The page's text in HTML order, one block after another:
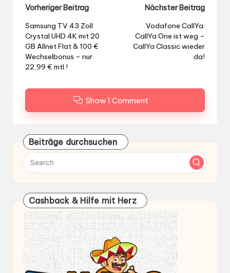
Post
navigation
Vorheriger Beitrag
Samsung TV 43 Zoll
Crystal UHD 4K mit 20
GB Allnet Flat & 100 €
Wechselbonus – nur
22,99 € mtl.!
Nächster Beitrag
Vodafone CallYa:
CallYa One ist weg –
CallYa Classic wieder
da!
Show 1 Comment
Beiträge durchsuchen
Cashback & Hilfe mit Herz